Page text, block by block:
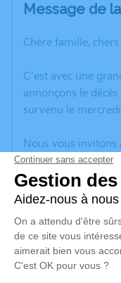
Message de
Chère famille,
C’est avec une
annonçons le
survenu le
Nous vous invitons
vos condoléances,
anecdote ou
poèmes ou des
d'expression
Un service de
disponible ici